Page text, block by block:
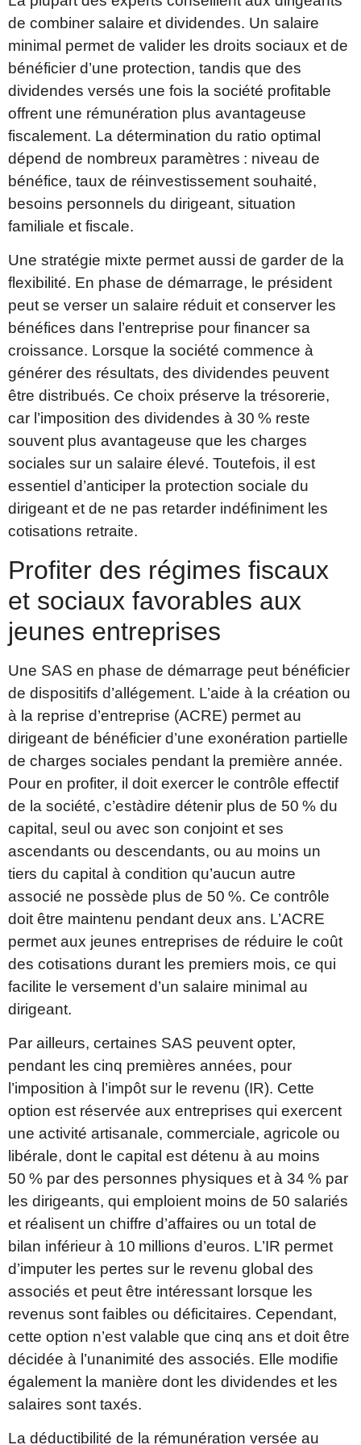
de combiner salaire et dividendes. Un salaire
minimal permet de valider les droits sociaux et de
bénéficier d’une protection, tandis que des
dividendes versés une fois la société profitable
offrent une rémunération plus avantageuse
fiscalement. La détermination du ratio optimal
dépend de nombreux paramètres : niveau de
bénéfice, taux de réinvestissement souhaité,
besoins personnels du dirigeant, situation
familiale et fiscale.
Une stratégie mixte permet aussi de garder de la
flexibilité. En phase de démarrage, le président
peut se verser un salaire réduit et conserver les
bénéfices dans l’entreprise pour financer sa
croissance. Lorsque la société commence à
générer des résultats, des dividendes peuvent
être distribués. Ce choix préserve la trésorerie,
car l’imposition des dividendes à 30 % reste
souvent plus avantageuse que les charges
sociales sur un salaire élevé. Toutefois, il est
essentiel d’anticiper la protection sociale du
dirigeant et de ne pas retarder indéfiniment les
cotisations retraite.
Profiter des régimes fiscaux
et sociaux favorables aux
jeunes entreprises
Une SAS en phase de démarrage peut bénéficier
de dispositifs d’allégement. L’aide à la création ou
à la reprise d’entreprise (ACRE) permet au
dirigeant de bénéficier d’une exonération partielle
de charges sociales pendant la première année.
Pour en profiter, il doit exercer le contrôle effectif
de la société, c’estàdire détenir plus de 50 % du
capital, seul ou avec son conjoint et ses
ascendants ou descendants, ou au moins un
tiers du capital à condition qu’aucun autre
associé ne possède plus de 50 %. Ce contrôle
doit être maintenu pendant deux ans. L’ACRE
permet aux jeunes entreprises de réduire le coût
des cotisations durant les premiers mois, ce qui
facilite le versement d’un salaire minimal au
dirigeant.
Par ailleurs, certaines SAS peuvent opter,
pendant les cinq premières années, pour
l’imposition à l’impôt sur le revenu (IR). Cette
option est réservée aux entreprises qui exercent
une activité artisanale, commerciale, agricole ou
libérale, dont le capital est détenu à au moins
50 % par des personnes physiques et à 34 % par
les dirigeants, qui emploient moins de 50 salariés
et réalisent un chiffre d’affaires ou un total de
bilan inférieur à 10 millions d’euros. L’IR permet
d’imputer les pertes sur le revenu global des
associés et peut être intéressant lorsque les
revenus sont faibles ou déficitaires. Cependant,
cette option n’est valable que cinq ans et doit être
décidée à l’unanimité des associés. Elle modifie
également la manière dont les dividendes et les
salaires sont taxés.
La déductibilité de la rémunération versée au